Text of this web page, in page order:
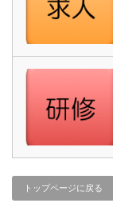
トップページに戻る